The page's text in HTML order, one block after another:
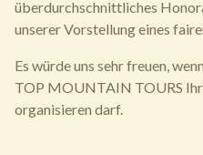
überdurchschnittliches
unserer Vorstellung eines
Es würde uns sehr freuen,
TOP MOUNTAIN TOURS
organisieren darf.